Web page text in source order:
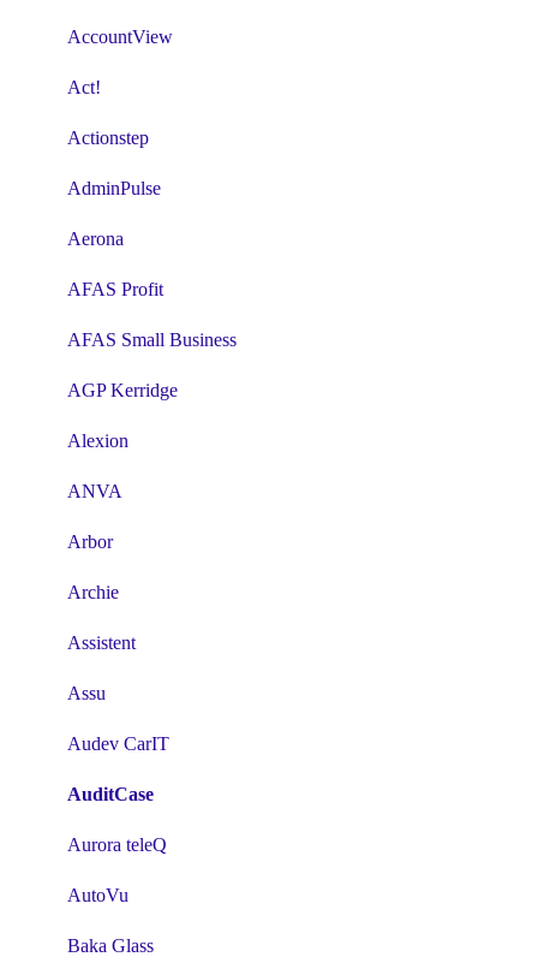
AccountView
Act!
Actionstep
AdminPulse
Aerona
AFAS Profit
AFAS Small Business
AGP Kerridge
Alexion
ANVA
Arbor
Archie
Assistent
Assu
Audev CarIT
AuditCase
Aurora teleQ
AutoVu
Baka Glass